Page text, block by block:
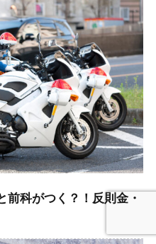
前科がつく？！反則金・